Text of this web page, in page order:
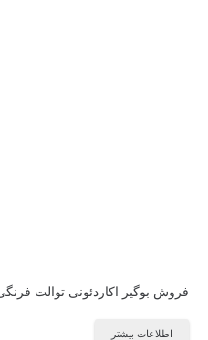
فروش بوگیر اکاردئونی توالت فرنگی کهلر
اطلاعات بیشتر